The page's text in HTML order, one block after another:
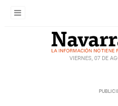
VIERNES, 07 DE